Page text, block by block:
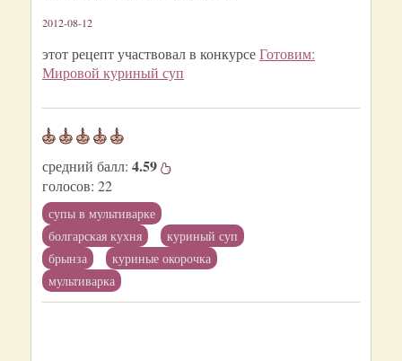
2012-08-12
этот рецепт участвовал в конкурсеГотовим:
Мировой куриный суп
средний балл: 4.59
голосов: 22
супы в мультиварке
болгарская кухня
куриный суп
брынза
куриные окорочка
мультиварка